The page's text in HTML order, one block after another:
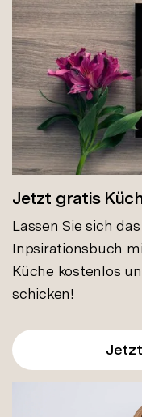
Jetzt gratis
Lassen Sie sich
Inpsirationsbuch
Küche kostenlos
schicken!